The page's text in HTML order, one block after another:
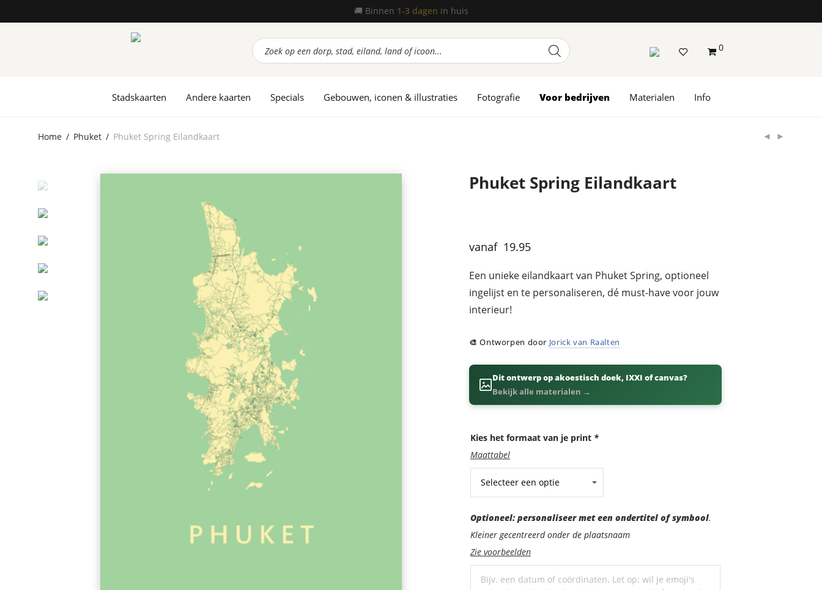
📦Gratis verzendingvanaf 45,-
Producten
zoeken
Stadskaarten Andere kaarten Specials Gebouwen, iconen & illustraties Fotografie Voor bedrijven Materialen Info
0
Home / Phuket / Phuket Spring Eilandkaart
Phuket Spring Eilandkaart
19.95
Een unieke eilandkaart van Phuket Spring, optioneel
ingelijst en te personaliseren, dé must-have voor jouw
interieur!
🎨Ontworpen door Jorick van Raalten
Dit ontwerp op akoestisch doek, IXXI of canvas?
Bekijk alle materialen →
Kies het formaat van je print *
Maattabel
Optioneel:
personaliseer
met
een
ondertitel
Optioneel: personaliseer met een ondertitel of symbool.
Kleiner gecentreerd onder de plaatsnaam
Zie voorbeelden